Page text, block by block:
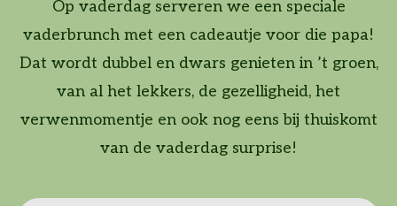
Op vaderdag serveren we een speciale
vaderbrunch met een cadeautje voor die papa!
Dat wordt dubbel en dwars genieten in ’t groen,
van al het lekkers, de gezelligheid, het
verwenmomentje en ook nog eens bij thuiskomt
van de vaderdag surprise!